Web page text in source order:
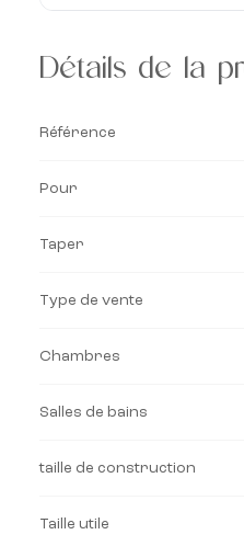
Détails de la
Référence
Pour
Taper
Type de vente
Chambres
Salles de bains
taille de construction
Taille utile